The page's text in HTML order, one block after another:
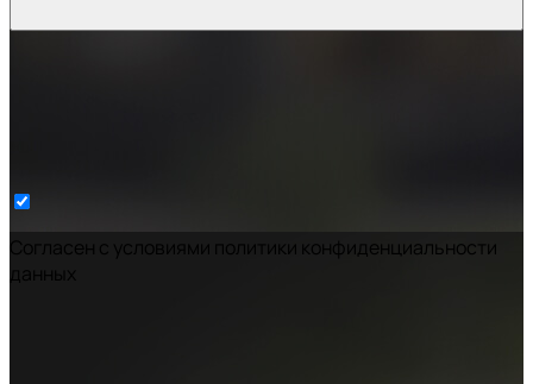
Cогласен с условиями политики конфиденциальности
данных